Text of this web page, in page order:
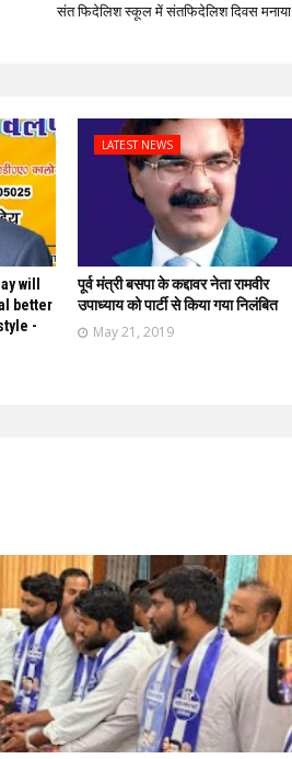
संत फिदेलिश स्कूल में संतफिदेलिश दिवस मनाया
will
better
-
LATEST NEWS
पूर्व मंत्री बसपा के कद्दावर नेता रामवीर
उपाध्याय को पार्टी से किया गया निलंबित
May 21, 2019